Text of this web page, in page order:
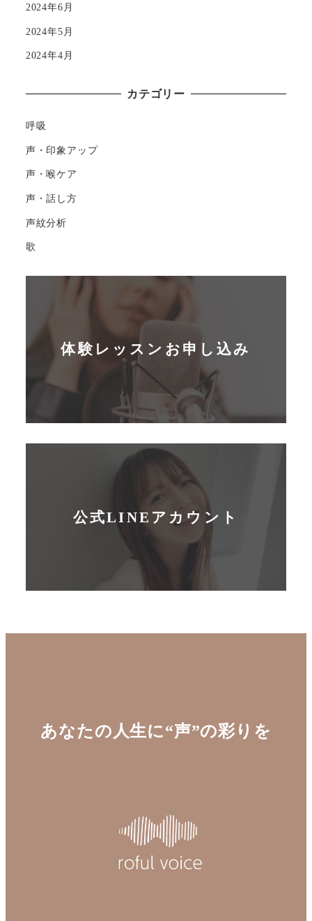
2024年6月
2024年5月
2024年4月
カテゴリー
呼吸
声・印象アップ
声・喉ケア
声・話し方
声紋分析
歌
体験レッスンお申し込み
公式LINEアカウント
あなたの人生に“声”の彩りを